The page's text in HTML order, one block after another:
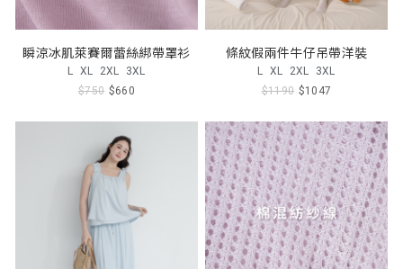
瞬涼冰肌萊賽爾蕾絲綁帶罩衫
L XL 2XL 3XL
$750 $660
條紋假兩件牛仔吊帶洋裝
L XL 2XL 3XL
$1190 $1047